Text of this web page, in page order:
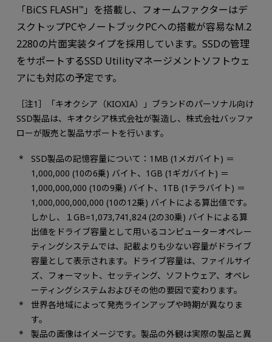
「BiCS FLASH™ 」を搭載し、フォームファクターはデ
スクトップPCやノートブックPCへの搭載が容易なM.2
2280の片面実装タイプを採用しています。SSDの管理
をサポートするSSD Utilityマネージメントソフトウェ
アにも対応の予定です。
［注1］「キオクシア（KIOXIA）」ブランドのパーソナル向け
SSD製品は、キオクシア株式会社が製造し、株式会社バッファ
ローが販売と製品サポートを行います。
SSD製品の記憶容量について：1MB (1メガバイト) ＝
1,000,000 (10の6乗) バイト、1GB (1ギガバイト) ＝
1,000,000,000 (10の9乗) バイト、1TB (1テラバイト) ＝
1,000,000,000,000 (10の12乗) バイトによる算出値です。
しかし、１GB=1,073,741,824 (2の30乗) バイトによる算
出値をドライブ容量として用いるコンピューターオペレー
ティングシステムでは、記載よりも少ない容量がドライブ
容量として表示されます。ドライブ容量は、ファイルサイ
ズ、フォーマット、セッティング、ソフトウェア、オペレ
ーティングシステムおよびその他の要因で変わります。
世界各地域によって発売ラインアップや時期が異なりま
す。
製品の画像はイメージです。製品の外観は実際の製品と異